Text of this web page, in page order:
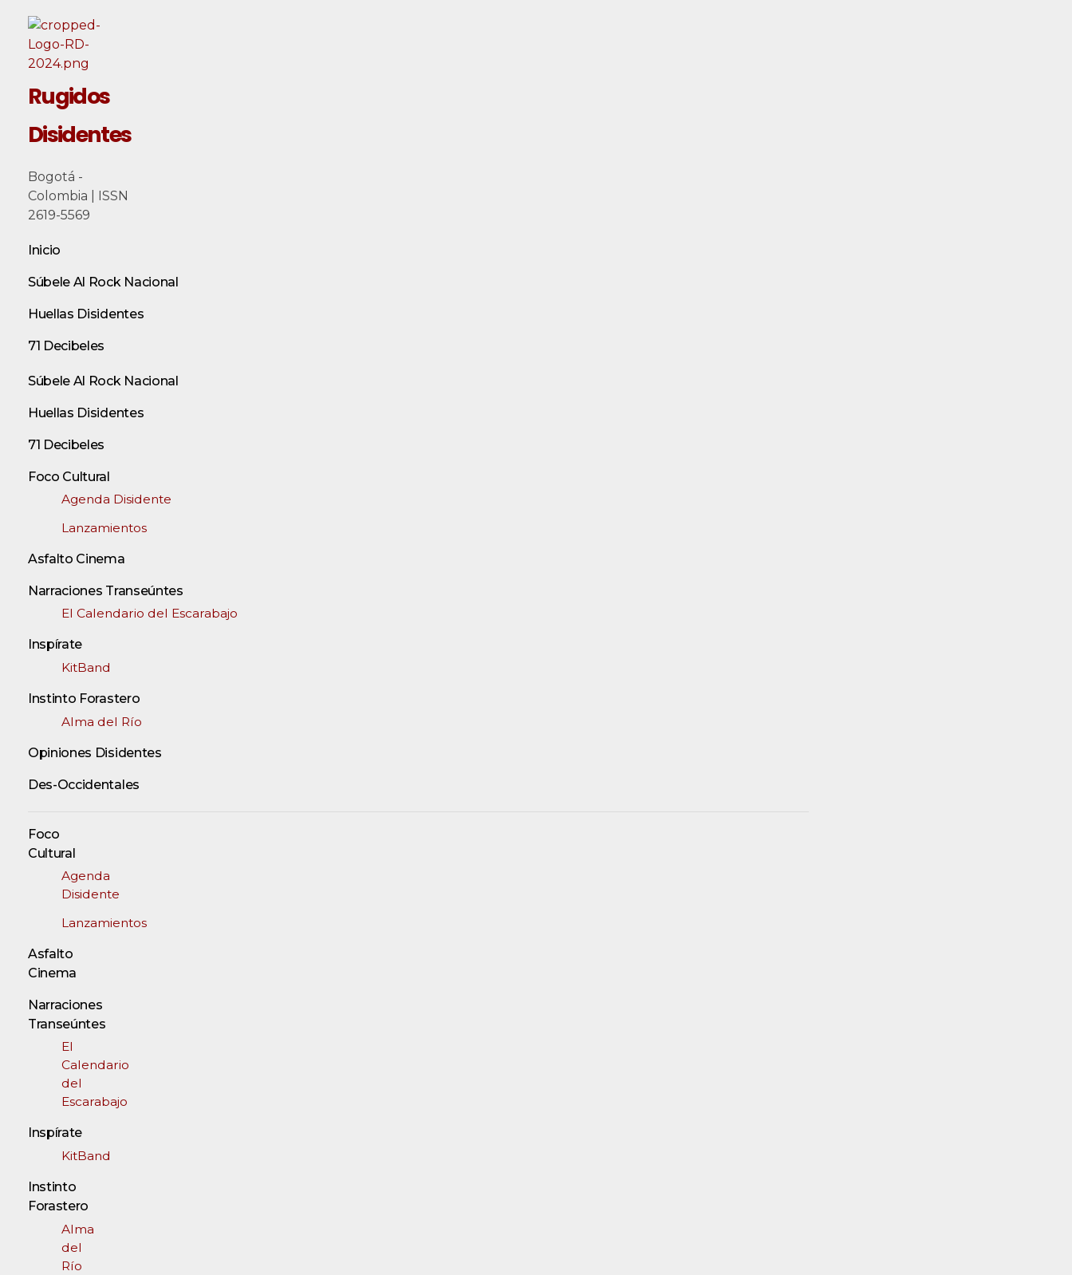
Rugidos
Disidentes
Bogotá -
Colombia | ISSN
2619-5569
Inicio
Súbele Al Rock Nacional
Huellas Disidentes
71 Decibeles
Súbele Al Rock Nacional
Huellas Disidentes
71 Decibeles
Foco Cultural
Agenda Disidente
Lanzamientos
Asfalto Cinema
Narraciones Transeúntes
El Calendario del Escarabajo
Inspírate
KitBand
Instinto Forastero
Alma del Río
Opiniones Disidentes
Des-Occidentales
Foco
Cultural
Agenda
Disidente
Lanzamientos
Asfalto
Cinema
Narraciones
Transeúntes
El
Calendario
del
Escarabajo
Inspírate
KitBand
Instinto
Forastero
Alma
del
Río